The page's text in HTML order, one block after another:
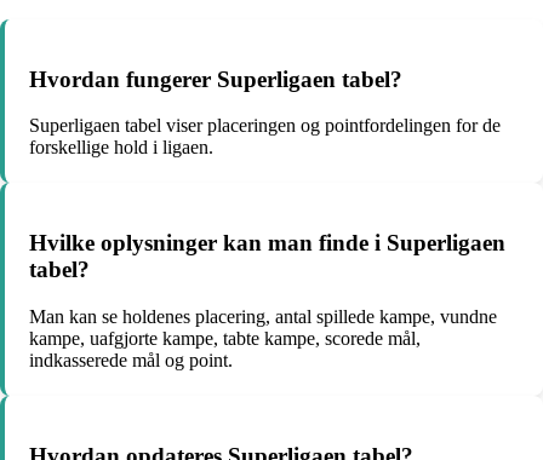
Hvordan fungerer Superligaen tabel?
Superligaen tabel viser placeringen og pointfordelingen for de
forskellige hold i ligaen.
Hvilke oplysninger kan man finde i Superligaen
tabel?
Man kan se holdenes placering, antal spillede kampe, vundne
kampe, uafgjorte kampe, tabte kampe, scorede mål,
indkasserede mål og point.